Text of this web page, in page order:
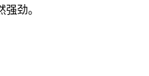
劲。